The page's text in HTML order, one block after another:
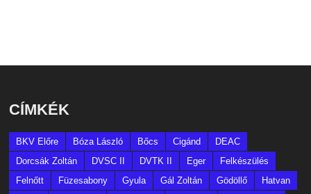
CÍMKÉK
BKV Előre Bóza László Bőcs Cigánd
DEAC
Dorcsák Zoltán
DVSC II DVTK II Eger
Felkészülés
Felnőtt
Füzesabony Gyula Gál Zoltán Gödöllő
Hatvan